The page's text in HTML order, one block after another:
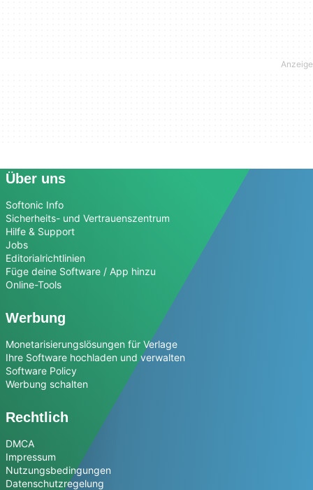
Über uns
Softonic Info
Sicherheits- und Vertrauenszentrum
Hilfe & Support
Jobs
Editorialrichtlinien
Füge deine Software / App hinzu
Online-Tools
Werbung
Monetarisierungslösungen für Verlage
Ihre Software hochladen und verwalten
Software Policy
Werbung schalten
Rechtlich
DMCA
Impressum
Nutzungsbedingungen
Datenschutzregelung